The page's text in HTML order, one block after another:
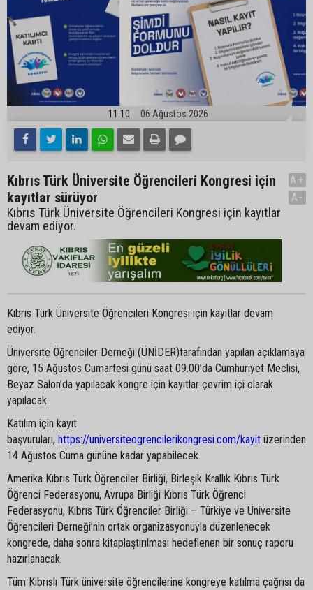
11:10 06 Ağustos 2026
Kıbrıs Türk Üniversite Öğrencileri Kongresi için
kayıtlar sürüyor
Kıbrıs Türk Üniversite Öğrencileri Kongresi için kayıtlar
devam ediyor.
A+
A-
Kıbrıs Türk Üniversite Öğrencileri Kongresi için kayıtlar devam
ediyor.
Üniversite Öğrenciler Derneği (ÜNİDER)tarafından yapılan açıklamaya
göre, 15 Ağustos Cumartesi günü saat 09.00’da Cumhuriyet Meclisi,
Beyaz Salon’da yapılacak kongre için kayıtlar çevrim içi olarak
yapılacak.
Katılım için kayıt
başvuruları, https://universiteogrencilerikongresi.com/kayit üzerinden
14 Ağustos Cuma gününe kadar yapabilecek.
Amerika Kıbrıs Türk Öğrenciler Birliği, Birleşik Krallık Kıbrıs Türk
Öğrenci Federasyonu, Avrupa Birliği Kıbrıs Türk Öğrenci
Federasyonu, Kıbrıs Türk Öğrenciler Birliği – Türkiye ve Üniversite
Öğrencileri Derneği’nin ortak organizasyonuyla düzenlenecek
kongrede, daha sonra kitaplaştırılması hedeflenen bir sonuç raporu
hazırlanacak.
Tüm Kıbrıslı Türk üniversite öğrencilerine kongreye katılma çağrısı da